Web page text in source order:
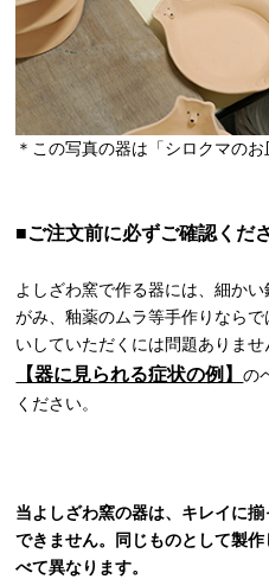
＊この写真の器は「シロクマのお
■ご注文前に必ずご確認くだ
よしざわ窯で作る器には、細か
がみ、釉薬のムラ等手作りなら
いしていただくには問題ありませ
【器に見られる症状の例】の
ください。
当よしざわ窯の器は、キレイに
できません。同じものとして製
べて異なります。